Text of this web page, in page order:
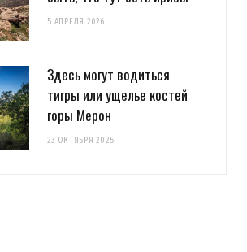
5 АПРЕЛЯ 2026
Здесь могут водиться
тигры или ущелье костей
горы Мерон
23 ОКТЯБРЯ 2025